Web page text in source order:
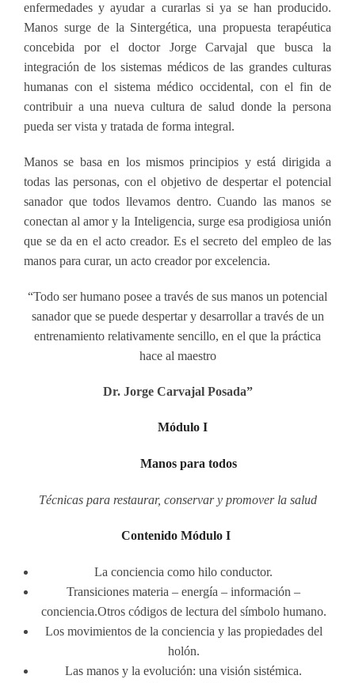
enfermedades y ayudar a curarlas si ya se han producido.
Manos surge de la Sintergética, una propuesta terapéutica
concebida por el doctor Jorge Carvajal que busca la
integración de los sistemas médicos de las grandes culturas
humanas con el sistema médico occidental, con el fin de
contribuir a una nueva cultura de salud donde la persona
pueda ser vista y tratada de forma integral.
Manos se basa en los mismos principios y está dirigida a
todas las personas, con el objetivo de despertar el potencial
sanador que todos llevamos dentro. Cuando las manos se
conectan al amor y la Inteligencia, surge esa prodigiosa unión
que se da en el acto creador. Es el secreto del empleo de las
manos para curar, un acto creador por excelencia.
“Todo ser humano posee a través de sus manos un potencial
sanador que se puede despertar y desarrollar a través de un
entrenamiento relativamente sencillo, en el que la práctica
hace al maestro
Dr. Jorge Carvajal Posada”
Módulo I
Manos para todos
Técnicas para restaurar, conservar y promover la salud
Contenido Módulo I
La conciencia como hilo conductor.
Transiciones materia – energía – información –
conciencia.Otros códigos de lectura del símbolo humano.
Los movimientos de la conciencia y las propiedades del
holón.
Las manos y la evolución: una visión sistémica.